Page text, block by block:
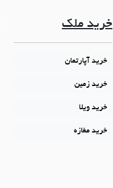
خرید ملک
خرید آپارتمان
خرید زمین
خرید ویلا
خرید مغازه